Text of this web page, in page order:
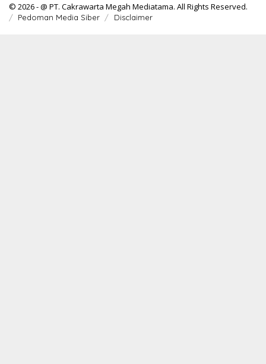
© 2026 - @ PT. Cakrawarta Megah Mediatama. All Rights Reserved.
Pedoman Media Siber Disclaimer